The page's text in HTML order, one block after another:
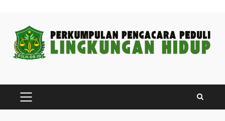
content
PRIMARY
MENU